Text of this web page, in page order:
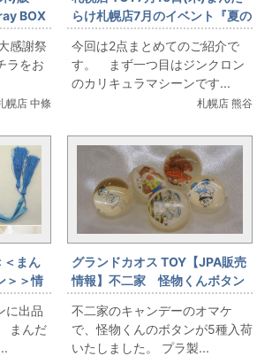
BOX
ン 全4
感謝祭
ラをお
幌店 中條
らけ札幌店7月のイベント『夏の
大感謝祭』合金・カリキュラマ
シーンとガードランチャーを販
売します。
今回は2点まとめてのご紹介で
す。 まず一つ目はジンクロン
のカリキュラマシーンです...
札幌店 熊谷
＜まん
＞＞情
に出品
まんだ
グランドカオス TOY【JPA販売
情報】不二家 怪物くんボタン
不二家のキャンデーのオマケ
で、怪物くんのボタンが5種入荷
いたしました。 プラ製...